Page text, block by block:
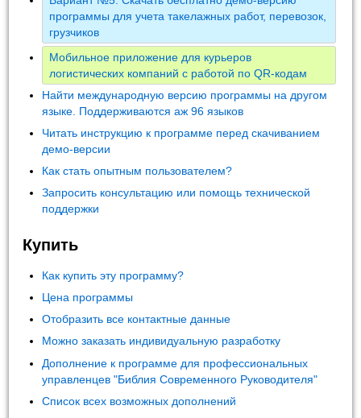
программы для учета такелажных работ, перевозок,
грузчиков
Мобильное приложение для курьеров
логистических компаний с работой по QR-кодам
Найти международную версию программы на другом
языке. Поддерживаются аж 96 языков
Читать инструкцию к программе перед скачиванием
демо-версии
Как стать опытным пользователем?
Запросить консультацию или помощь технической
поддержки
Купить
Как купить эту программу?
Цена программы
Отобразить все контактные данные
Можно заказать индивидуальную разработку
Дополнение к программе для профессиональных
управленцев "Библия Современного Руководителя"
Список всех возможных дополнений